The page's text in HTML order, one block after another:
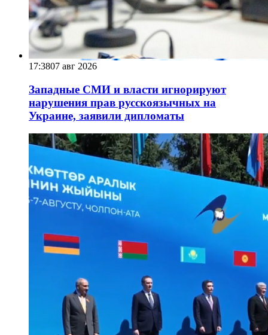
17:3807 авг 2026
Западные СМИ и власти игнорируют
нарушения прав русскоязычных на
Украине, заявили дипломаты